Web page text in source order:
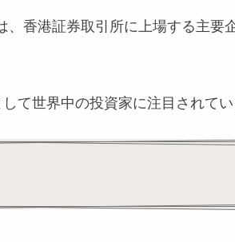
香港証券取引所に上場する主要
て世界中の投資家に注目されてい